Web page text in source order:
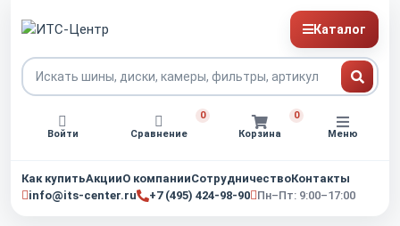
Каталог
Войти Сравнение
0
Корзина
0
Меню
Как купитьАкцииО компанииСотрудничествоКонтакты
info@its-center.ru
+7 (495) 424-98-90 Пн–Пт: 9:00–17:00